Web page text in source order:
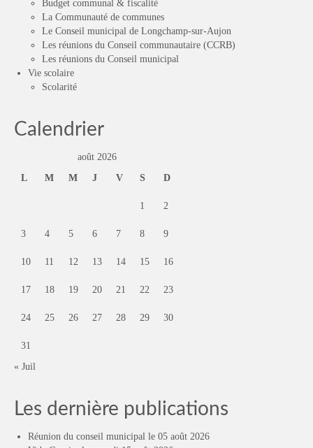
Budget communal & fiscalité
La Communauté de communes
Le Conseil municipal de Longchamp-sur-Aujon
Les réunions du Conseil communautaire (CCRB)
Les réunions du Conseil municipal
Vie scolaire
Scolarité
Calendrier
août 2026
L
M M J V S D
1 2
3 4 5 6 7 8 9
10 11 12 13 14 15 16
17 18 19 20 21 22 23
24 25 26 27 28 29 30
31
« Juil
Les dernière publications
Réunion du conseil municipal le 05 août 2026